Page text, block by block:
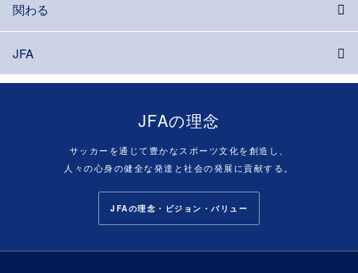
関わる
JFA
JFAの理念
サッカーを通じて豊かなスポーツ文化を創造し、
人々の心身の健全な発達と社会の発展に貢献する。
JFAの理念・ビジョン・バリュー